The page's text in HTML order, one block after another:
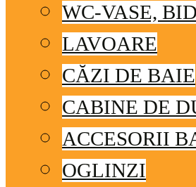
WC-VASE,
LAVOARE
CĂZI DE BAIE
CABINE DE
ACCESORII
OGLINZI